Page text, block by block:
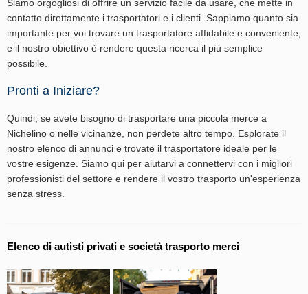
Siamo orgogliosi di offrire un servizio facile da usare, che mette in
contatto direttamente i trasportatori e i clienti. Sappiamo quanto sia
importante per voi trovare un trasportatore affidabile e conveniente,
e il nostro obiettivo è rendere questa ricerca il più semplice
possibile.
Pronti a Iniziare?
Quindi, se avete bisogno di trasportare una piccola merce a
Nichelino o nelle vicinanze, non perdete altro tempo. Esplorate il
nostro elenco di annunci e trovate il trasportatore ideale per le
vostre esigenze. Siamo qui per aiutarvi a connettervi con i migliori
professionisti del settore e rendere il vostro trasporto un'esperienza
senza stress.
Elenco di autisti privati e società trasporto merci